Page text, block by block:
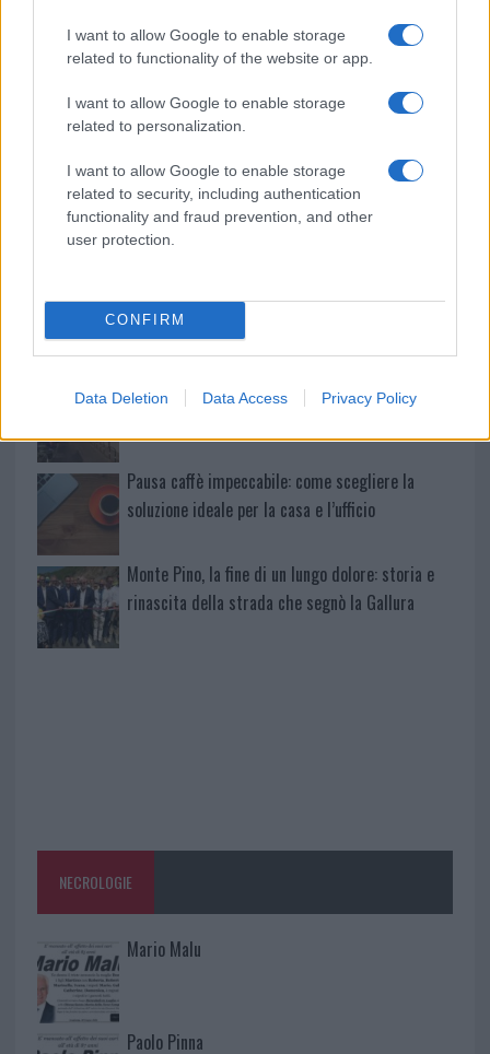
I want to allow Google to enable storage
related to functionality of the website or app.
I want to allow Google to enable storage
related to personalization.
I want to allow Google to enable storage
related to security, including authentication
functionality and fraud prevention, and other
user protection.
CONFIRM
Data Deletion Data Access Privacy Policy
Maddalena, incendio a Monti d’à rena
Le previsioni meteo per il weekend a Olbia e in
Gallura
Michelle Hunziker in Gallura, bella anche dal
vivo: un amico vip svela come fa
Calangianus, dopo le polemiche il centro
accoglienza minori chiude
Olbia, divieto di sosta contro spaccio e degrado:
Pausa caffè impeccabile: come scegliere la
soluzione ideale per la casa e l’ufficio
Monte Pino, la fine di un lungo dolore: storia e
rinascita della strada che segnò la Gallura
NECROLOGIE
Mario Malu
Paolo Pinna